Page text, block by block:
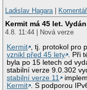
Ladislav Hagara |
Kermit má 45 let.
4.8. 11:44 | Nová verze
Kermit , tj. protokol pro
vznikl před 45 lety . Při
byla po 15 letech od
stabilní verze 9.0.302
stabilní verze 11
Kermit . S podporou